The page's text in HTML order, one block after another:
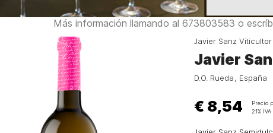
Más información llamando al 673803583 o
Javier Sanz Viticultor
Javier
D.O. Rueda España
€ 8,54 Precio
21%